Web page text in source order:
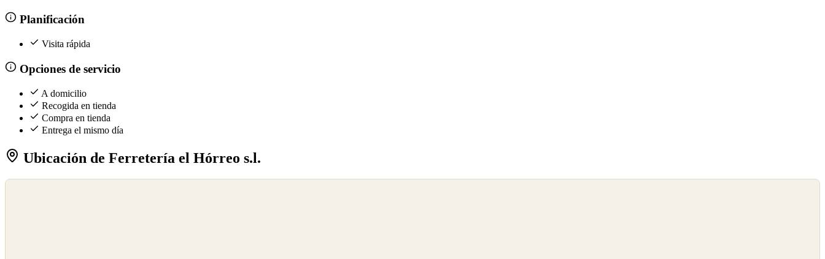
Planificación
Visita rápida
Opciones de servicio
A domicilio
Recogida en tienda
Compra en tienda
Entrega el mismo día
Ubicación de Ferretería el Hórreo s.l.